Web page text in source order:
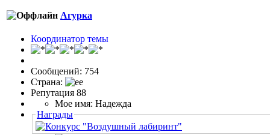
Агурка
Координатор темы
Сообщений: 754
Страна:
Репутация 88
Мое имя: Надежда
Награды